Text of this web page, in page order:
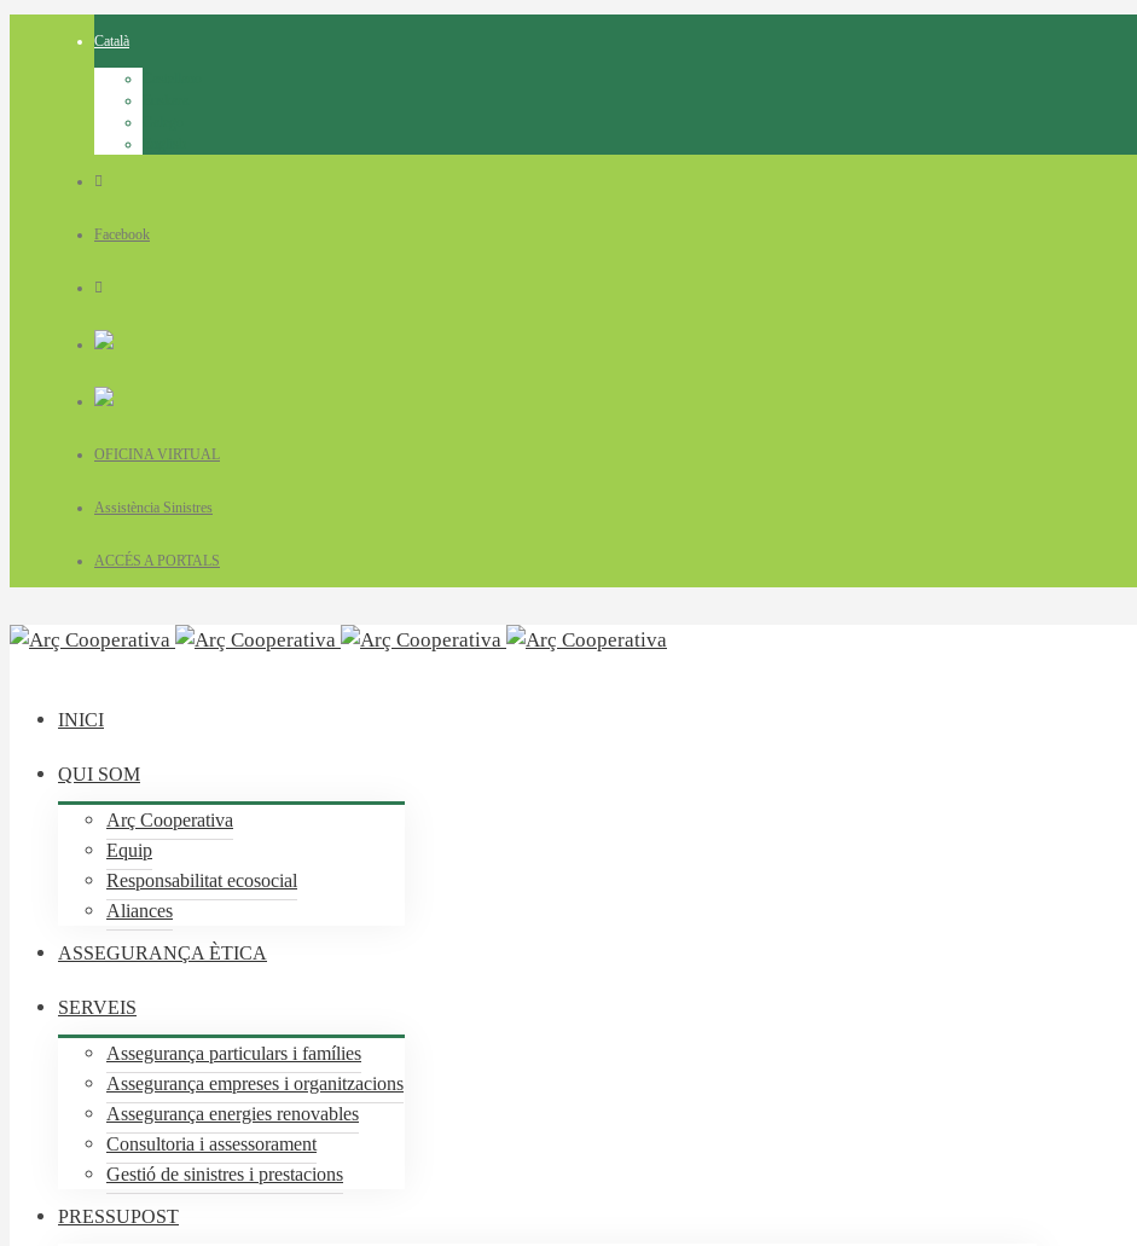
Català
Facebook
OFICINA VIRTUAL
Assistència Sinistres
ACCÉS A PORTALS
INICI
QUI SOM
Arç Cooperativa
Equip
Responsabilitat ecosocial
Aliances
ASSEGURANÇA ÈTICA
SERVEIS
Assegurança particulars i famílies
Assegurança empreses i organitzacions
Assegurança energies renovables
Consultoria i assessorament
Gestió de sinistres i prestacions
PRESSUPOST